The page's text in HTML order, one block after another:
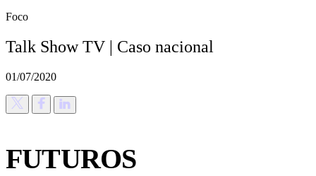
Foco
Talk Show TV | Caso nacional
01/07/2020
FUTUROS